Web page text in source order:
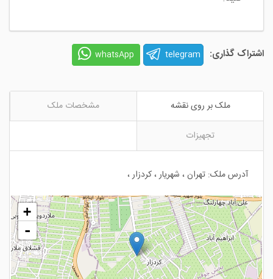
اشتراک گذاری: telegram
whatsApp
ملک بر روی نقشه مشخصات ملک
تجهیزات
آدرس ملک: تهران ، شهریار ، کردزار ،
+
-